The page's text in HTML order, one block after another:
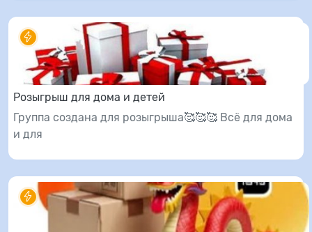
Розыгрыш для дома и детей
Группа создана для розыгрыша🥰🥰🥰 Всё для дома
и для